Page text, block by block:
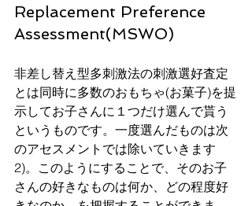
Replacement Preference
Assessment(MSWO)
非差し替え型多刺激法の刺激選好査定
とは同時に多数のおもちゃ(お菓子)を提
示してお子さんに１つだけ選んで貰う
というものです。一度選んだものは次
のアセスメントでは除いていきます
2)。このようにすることで、そのお子
さんの好きなものは何か、どの程度好